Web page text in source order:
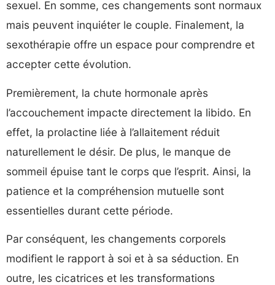
sexuel. En somme, ces changements sont normaux
mais peuvent inquiéter le couple. Finalement, la
sexothérapie offre un espace pour comprendre et
accepter cette évolution.
Premièrement, la chute hormonale après
l’accouchement impacte directement la libido. En
effet, la prolactine liée à l’allaitement réduit
naturellement le désir. De plus, le manque de
sommeil épuise tant le corps que l’esprit. Ainsi, la
patience et la compréhension mutuelle sont
essentielles durant cette période.
Par conséquent, les changements corporels
modifient le rapport à soi et à sa séduction. En
outre, les cicatrices et les transformations